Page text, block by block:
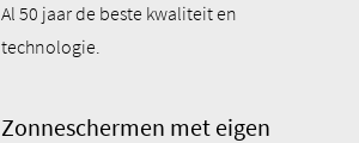
Al 50 jaar de beste kwaliteit en
technologie.
Zonneschermen met eigen